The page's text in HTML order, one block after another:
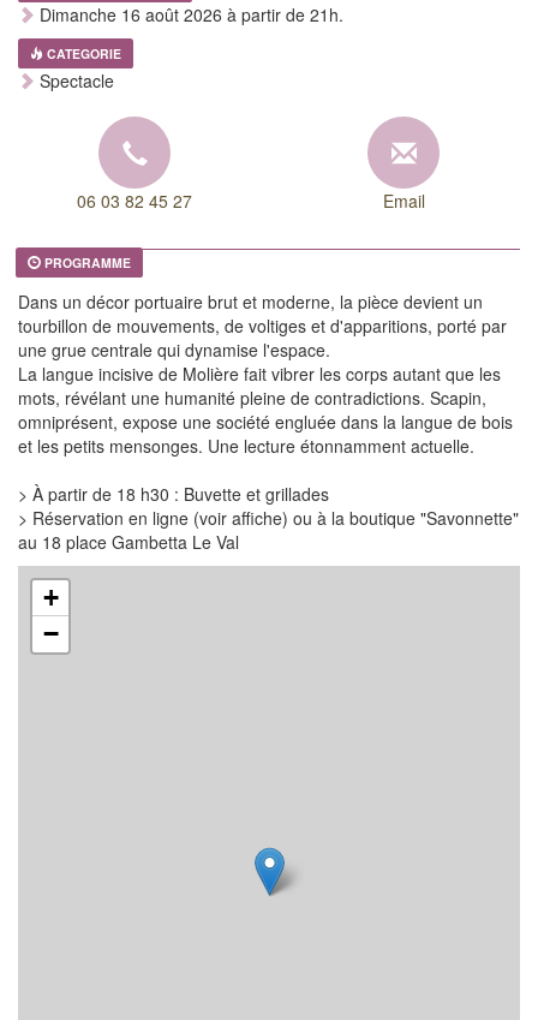
Dimanche 16 août 2026 à partir de 21h.
CATEGORIE
Spectacle
06 03 82 45 27 Email
PROGRAMME
Dans un décor portuaire brut et moderne, la pièce devient un
tourbillon de mouvements, de voltiges et d'apparitions, porté par
une grue centrale qui dynamise l'espace.
La langue incisive de Molière fait vibrer les corps autant que les
mots, révélant une humanité pleine de contradictions. Scapin,
omniprésent, expose une société engluée dans la langue de bois
et les petits mensonges. Une lecture étonnamment actuelle.
> À partir de 18 h30 : Buvette et grillades
> Réservation en ligne (voir affiche) ou à la boutique "Savonnette"
au 18 place Gambetta Le Val
+
−